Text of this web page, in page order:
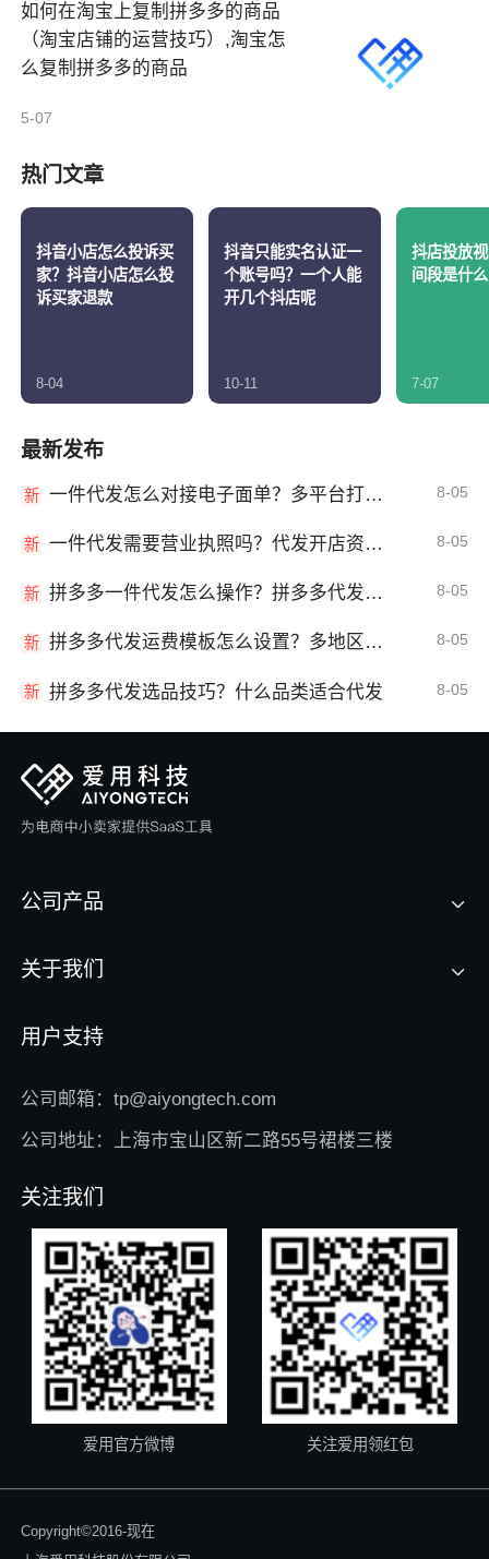
如何在淘宝上复制拼多多的商品
（淘宝店铺的运营技巧）,淘宝怎
么复制拼多多的商品
5-07
热门文章
抖音小店怎么投诉买
家？抖音小店怎么投
诉买家退款
8-04
抖音只能实名认证一
个账号吗？一个人能
开几个抖店呢
10-11
抖店投放
间段是什
7-07
最新发布
新 一件代发怎么对接电子面单？多平台打单发货教程 8-05
新 一件代发需要营业执照吗？代发开店资质详解 8-05
新 拼多多一件代发怎么操作？拼多多代发全流程 8-05
新 拼多多代发运费模板怎么设置？多地区运费 8-05
新 拼多多代发选品技巧？什么品类适合代发 8-05
公司产品
关于我们
用户支持
公司邮箱：tp@aiyongtech.com
公司地址：上海市宝山区新二路55号裙楼三楼
关注我们
爱用官方微博 关注爱用领红包
Copyright©2016-现在